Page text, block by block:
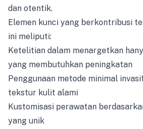
dan otentik.
Elemen kunci yang berkontribusi
ini meliputi:
Ketelitian dalam menargetkan
yang membutuhkan peningkatan
Penggunaan metode minimal
tekstur kulit alami
Kustomisasi perawatan
yang unik